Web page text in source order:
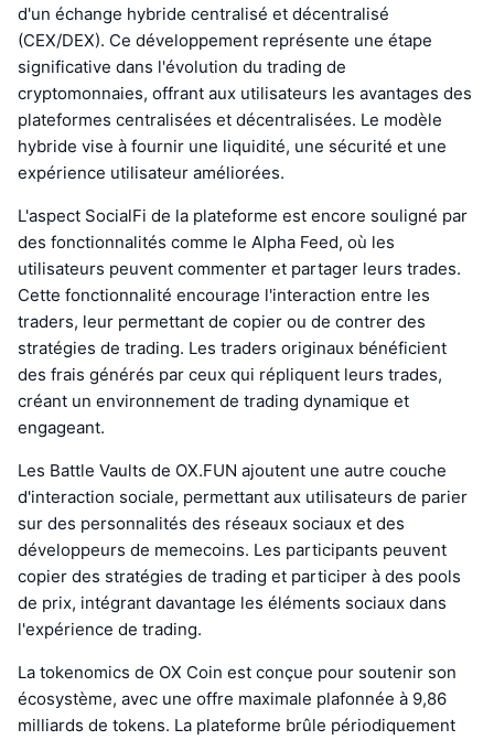
d'un échange hybride centralisé et décentralisé
(CEX/DEX). Ce développement représente une étape
significative dans l'évolution du trading de
cryptomonnaies, offrant aux utilisateurs les avantages des
plateformes centralisées et décentralisées. Le modèle
hybride vise à fournir une liquidité, une sécurité et une
expérience utilisateur améliorées.
L'aspect SocialFi de la plateforme est encore souligné par
des fonctionnalités comme le Alpha Feed, où les
utilisateurs peuvent commenter et partager leurs trades.
Cette fonctionnalité encourage l'interaction entre les
traders, leur permettant de copier ou de contrer des
stratégies de trading. Les traders originaux bénéficient
des frais générés par ceux qui répliquent leurs trades,
créant un environnement de trading dynamique et
engageant.
Les Battle Vaults de OX.FUN ajoutent une autre couche
d'interaction sociale, permettant aux utilisateurs de parier
sur des personnalités des réseaux sociaux et des
développeurs de memecoins. Les participants peuvent
copier des stratégies de trading et participer à des pools
de prix, intégrant davantage les éléments sociaux dans
l'expérience de trading.
La tokenomics de OX Coin est conçue pour soutenir son
écosystème, avec une offre maximale plafonnée à 9,86
milliards de tokens. La plateforme brûle périodiquement